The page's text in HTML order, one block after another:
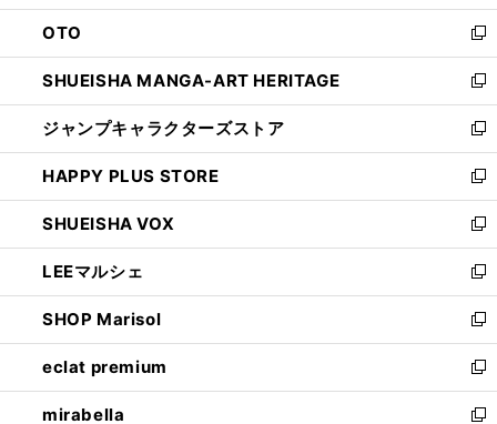
ウ
で
開
く
ン
ド
ウ
で
開
く
OTO
新
し
い
ウ
ィ
ン
ド
ウ
で
開
く
SHUEISHA MANGA-ART HERITAGE
新
し
い
ウ
ィ
ン
ド
ウ
で
開
く
ジャンプキャラクターズストア
新
し
い
ウ
ィ
ン
ド
ウ
で
開
く
HAPPY PLUS STORE
新
し
い
ウ
ィ
ン
ド
ウ
で
開
く
SHUEISHA VOX
新
し
い
ウ
ィ
ン
ド
ウ
で
LEEマルシェ
新
し
い
ウ
ィ
ン
ド
SHOP Marisol
新
し
い
ウ
ィ
eclat premium
新
し
い
mirabella
新